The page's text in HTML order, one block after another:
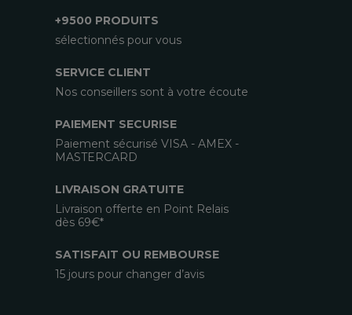
+9500 PRODUITS
sélectionnés pour vous
SERVICE CLIENT
Nos conseillers sont à votre écoute
PAIEMENT SECURISE
Paiement sécurisé VISA - AMEX -
MASTERCARD
LIVRAISON GRATUITE
Livraison offerte en Point Relais
dès 69€*
SATISFAIT OU REMBOURSE
15 jours pour changer d’avis